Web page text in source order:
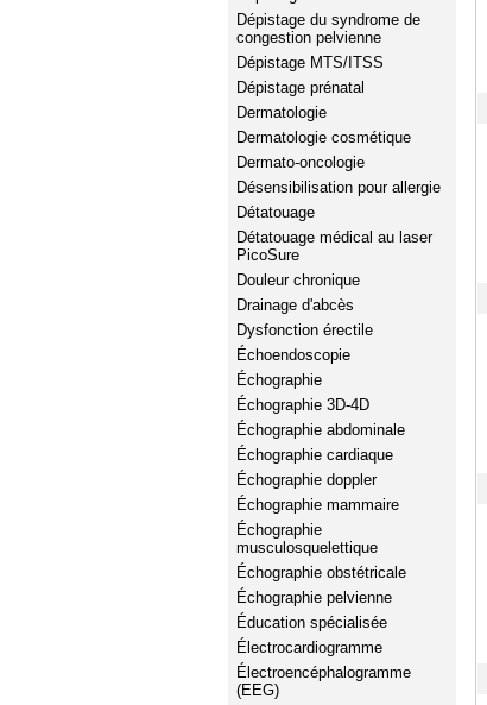
Dépistage du syndrome de
congestion pelvienne
Dépistage MTS/ITSS
Dépistage prénatal
Dermatologie
Dermatologie cosmétique
Dermato-oncologie
Désensibilisation pour allergie
Détatouage
Détatouage médical au laser
PicoSure
Douleur chronique
Drainage d'abcès
Dysfonction érectile
Échoendoscopie
Échographie
Échographie 3D-4D
Échographie abdominale
Échographie cardiaque
Échographie doppler
Échographie mammaire
Échographie
musculosquelettique
Échographie obstétricale
Échographie pelvienne
Éducation spécialisée
Électrocardiogramme
Électroencéphalogramme
(EEG)